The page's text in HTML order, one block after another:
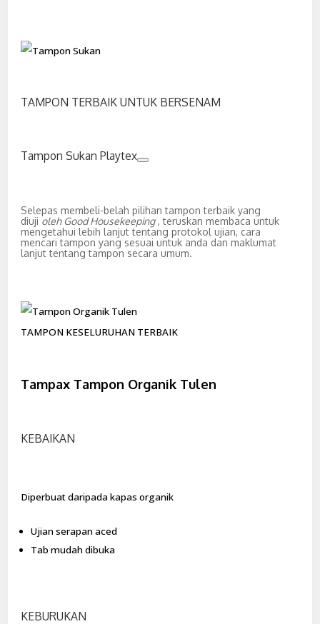
TAMPON TERBAIK UNTUK BERSENAM
Tampon Sukan Playtex
Selepas membeli-belah pilihan tampon terbaik yang
diuji oleh Good Housekeeping, teruskan membaca untuk
mengetahui lebih lanjut tentang protokol ujian, cara
mencari tampon yang sesuai untuk anda dan maklumat
lanjut tentang tampon secara umum.
TAMPON KESELURUHAN TERBAIK
Tampax Tampon Organik Tulen
KEBAIKAN
Diperbuat daripada kapas organik
Ujian serapan aced
Tab mudah dibuka
KEBURUKAN